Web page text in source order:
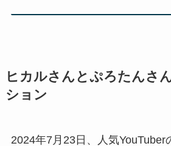
ヒカルさんとぷろたんさ
ション
2024年7月23日、人気YouTuber